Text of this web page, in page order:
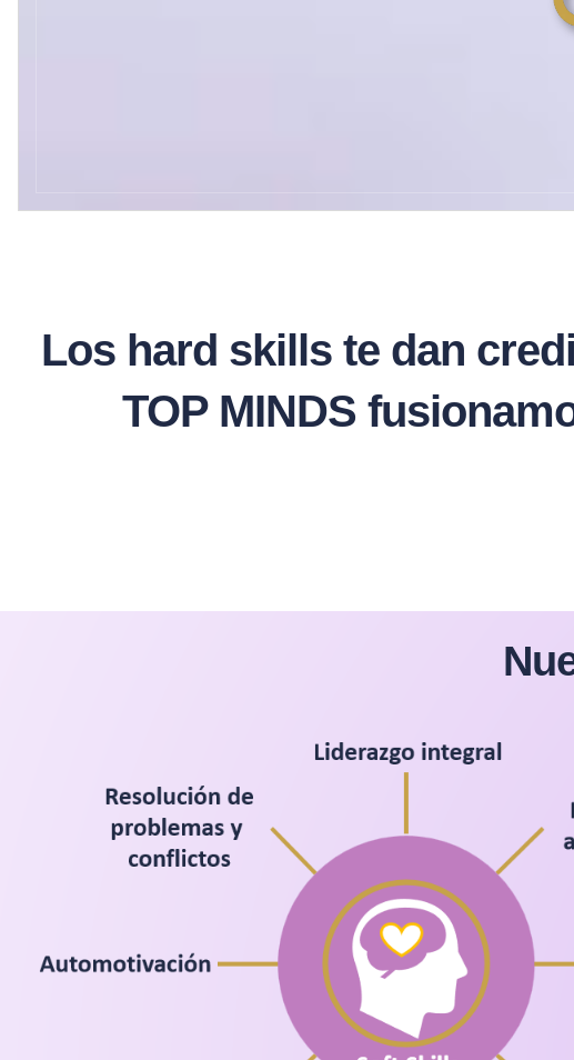
Los hard skills te dan
TOP MINDS